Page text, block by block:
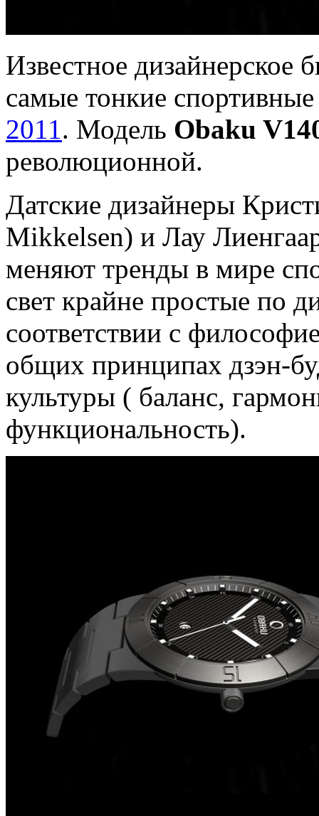
Известное дизайнерское
самые тонкие
2011. Модель Obaku
революционной.
Датские дизайнеры
Mikkelsen) и Лау
меняют тренды в мире
свет крайне простые по
соответствии с
общих принципах дзэн-
культуры ( баланс,
функциональность).